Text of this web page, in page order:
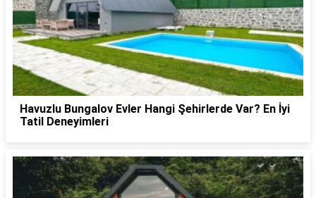
Havuzlu Bungalov Evler Hangi Şehirlerde Var? En İyi
Tatil Deneyimleri